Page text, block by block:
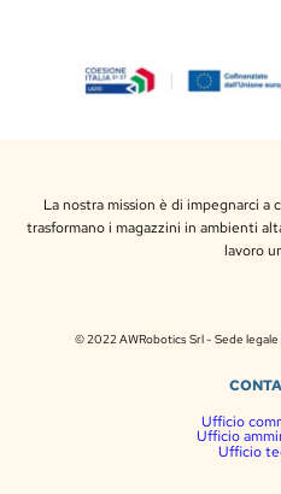
La nostra mission è di impegnarci a
trasformano i magazzini in ambienti
lavoro
© 2022 AWRobotics Srl - Sede legale
Ufficio
Ufficio
Ufficio